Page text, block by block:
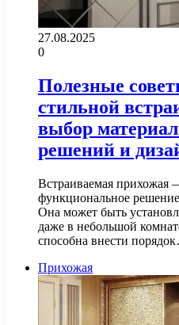
27.08.2025
0
Полезные
стильной
выбор
решений и
Встраиваемая прихожая
функциональное
Она может быть
даже в небольшой
способна внести
Прихожая